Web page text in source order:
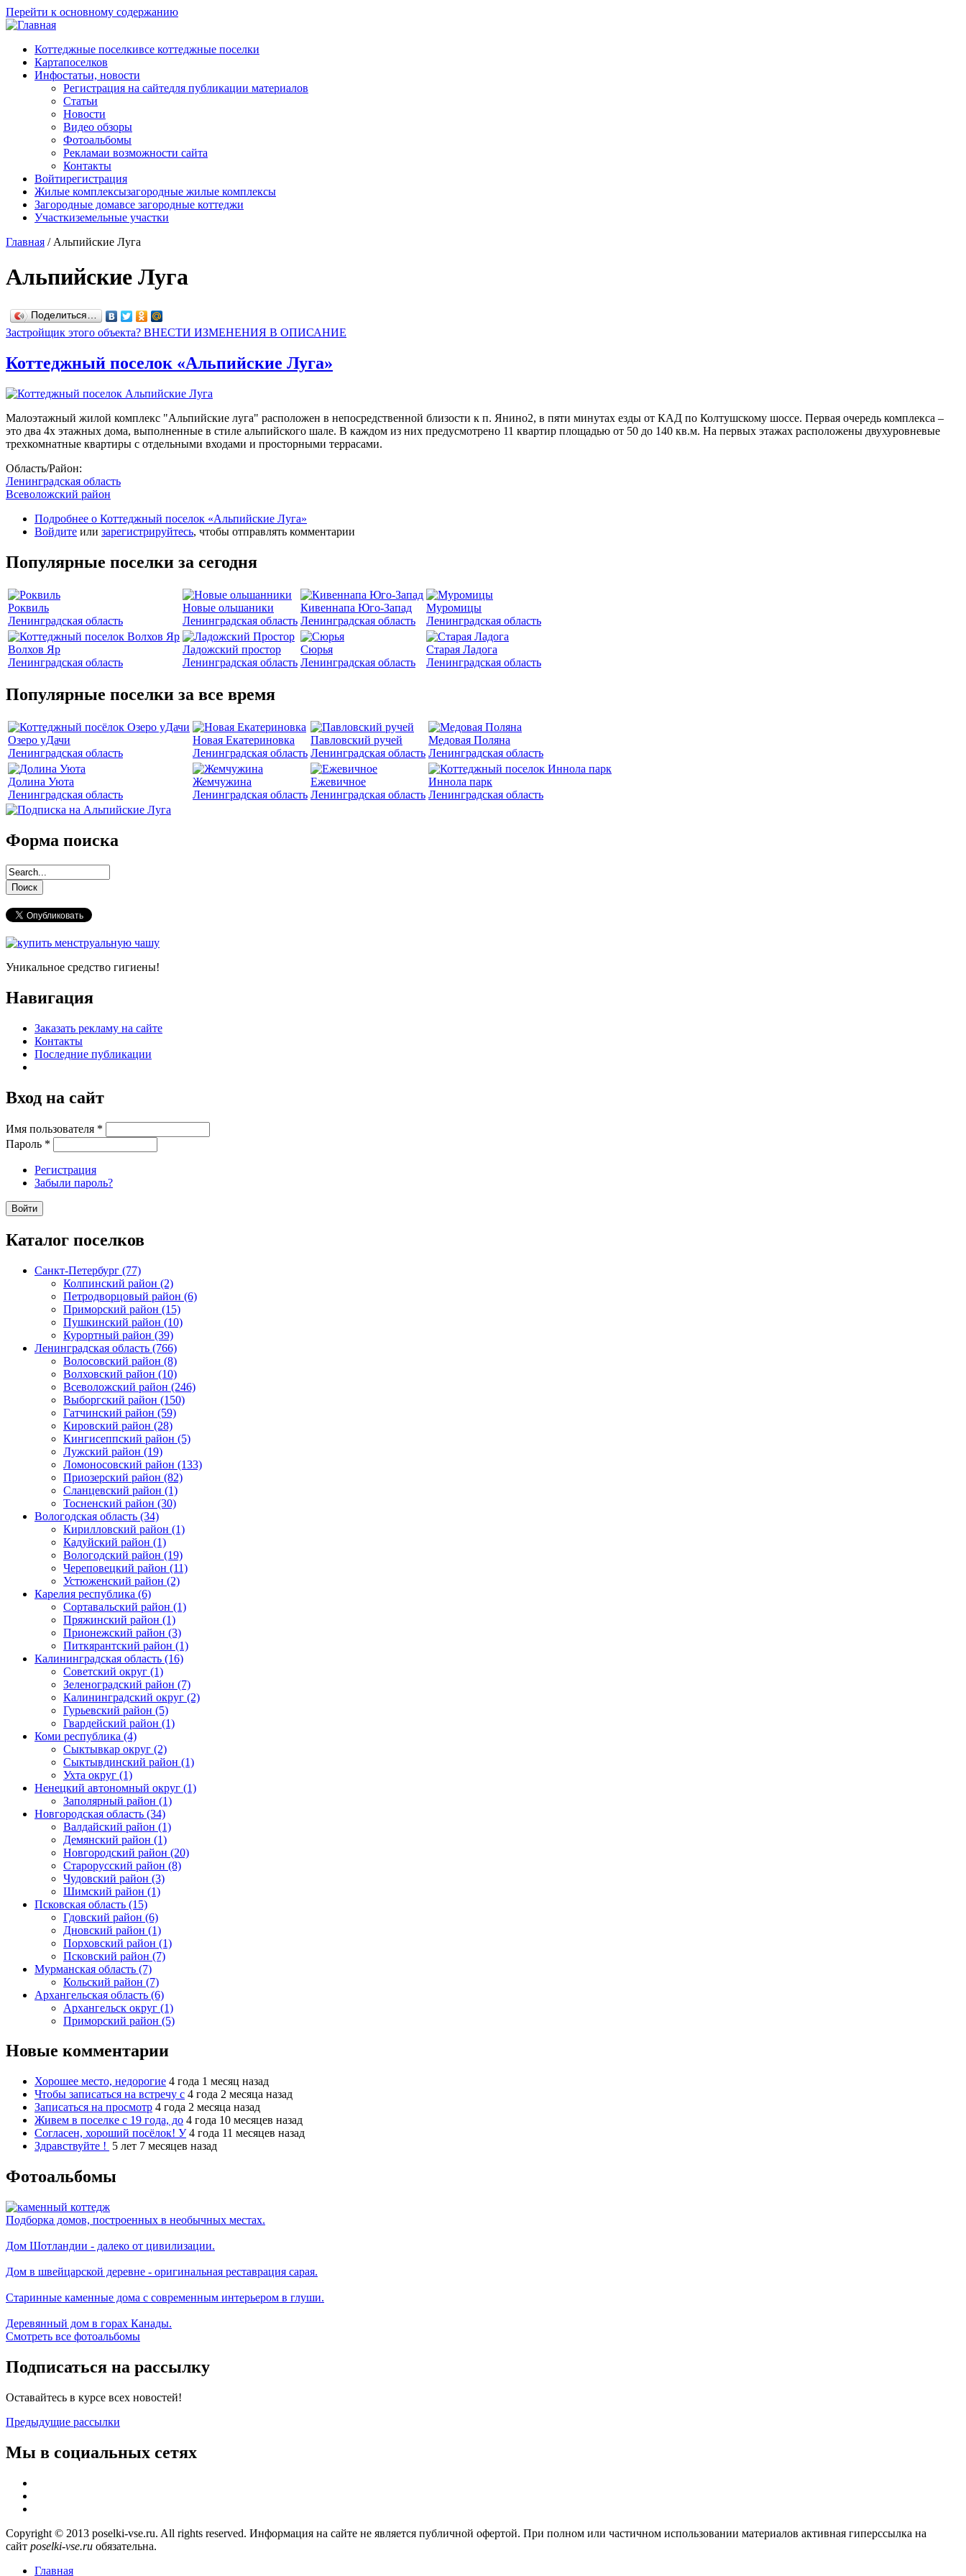
Перейти к основному содержанию
Коттеджные поселкивсе коттеджные поселки
Картапоселков
Инфостатьи, новости
Регистрация на сайтедля публикации материалов
Статьи
Новости
Видео обзоры
Фотоальбомы
Рекламаи возможности сайта
Контакты
Войтирегистрация
Жилые комплексызагородные жилые комплексы
Загородные домавсе загородные коттеджи
Участкиземельные участки
Главная /Альпийские Луга
Альпийские Луга
Поделиться…
Застройщик этого объекта? ВНЕСТИ ИЗМЕНЕНИЯ В ОПИСАНИЕ
Коттеджный поселок «Альпийские Луга»
Малоэтажный жилой комплекс "Альпийские луга" расположен в непосредственной близости к п. Янино2, в пяти минутах езды от КАД по Колтушскому шоссе. Первая очередь комплекса –
это два 4х этажных дома, выполненные в стиле альпийского шале. В каждом из них предусмотрено 11 квартир площадью от 50 до 140 кв.м. На первых этажах расположены двухуровневые
трехкомнатные квартиры с отдельными входами и просторными террасами.
Область/Район:
Ленинградская область
Всеволожский район
Подробнее о Коттеджный поселок «Альпийские Луга»
Войдите или зарегистрируйтесь, чтобы отправлять комментарии
Популярные поселки за сегодня
Роквиль
Ленинградская область
Новые ольшаники
Ленинградская область
Кивеннапа Юго-Запад
Ленинградская область
Муромицы
Ленинградская область
Волхов Яр
Ленинградская область
Ладожский простор
Ленинградская область
Сюрья
Ленинградская область
Старая Ладога
Ленинградская область
Популярные поселки за все время
Озеро уДачи
Ленинградская область
Новая Екатериновка
Ленинградская область
Павловский ручей
Ленинградская область
Медовая Поляна
Ленинградская область
Долина Уюта
Ленинградская область
Жемчужина
Ленинградская область
Ежевичное
Ленинградская область
Иннола парк
Ленинградская область
Форма поиска
Уникальное средство гигиены!
Навигация
Заказать рекламу на сайте
Контакты
Последние публикации
Вход на сайт
Имя пользователя *
Пароль *
Регистрация
Забыли пароль?
Каталог поселков
Санкт-Петербург (77)
Колпинский район (2)
Петродворцовый район (6)
Приморский район (15)
Пушкинский район (10)
Курортный район (39)
Ленинградская область (766)
Волосовский район (8)
Волховский район (10)
Всеволожский район (246)
Выборгский район (150)
Гатчинский район (59)
Кировский район (28)
Кингисеппский район (5)
Лужский район (19)
Ломоносовский район (133)
Приозерский район (82)
Сланцевский район (1)
Тосненский район (30)
Вологодская область (34)
Кирилловский район (1)
Кадуйский район (1)
Вологодский район (19)
Череповецкий район (11)
Устюженский район (2)
Карелия республика (6)
Сортавальский район (1)
Пряжинский район (1)
Прионежский район (3)
Питкярантский район (1)
Калининградская область (16)
Советский округ (1)
Зеленоградский район (7)
Калининградский округ (2)
Гурьевский район (5)
Гвардейский район (1)
Коми республика (4)
Сыктывкар округ (2)
Сыктывдинский район (1)
Ухта округ (1)
Ненецкий автономный округ (1)
Заполярный район (1)
Новгородская область (34)
Валдайский район (1)
Демянский район (1)
Новгородский район (20)
Старорусский район (8)
Чудовский район (3)
Шимский район (1)
Псковская область (15)
Гдовский район (6)
Дновский район (1)
Порховский район (1)
Псковский район (7)
Мурманская область (7)
Кольский район (7)
Архангельская область (6)
Архангельск округ (1)
Приморский район (5)
Новые комментарии
Хорошее место, недорогие 4 года 1 месяц назад
Чтобы записаться на встречу с 4 года 2 месяца назад
Записаться на просмотр 4 года 2 месяца назад
Живем в поселке с 19 года, до 4 года 10 месяцев назад
Согласен, хороший посёлок! У 4 года 11 месяцев назад
Здравствуйте ! 5 лет 7 месяцев назад
Фотоальбомы
Подборка домов, построенных в необычных местах.
Дом Шотландии - далеко от цивилизации.
Дом в швейцарской деревне - оригинальная реставрация сарая.
Старинные каменные дома с современным интерьером в глуши.
Деревянный дом в горах Канады.
Смотреть все фотоальбомы
Подписаться на рассылку
Оставайтесь в курсе всех новостей!
Предыдущие рассылки
Мы в социальных сетях
Copyright © 2013 poselki-vse.ru. All rights reserved. Информация на сайте не является публичной офертой. При полном или частичном использовании материалов активная гиперссылка на
сайт poselki-vse.ru​ обязательна.
Главная